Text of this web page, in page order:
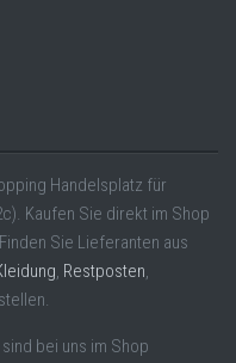
Handelsplatz für
Kaufen Sie direkt im Shop
Sie Lieferanten aus
, Restposten,
bei uns im Shop